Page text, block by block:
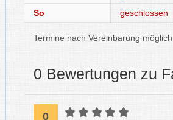
So
geschlossen
Termine nach Vereinbarung möglich
0 Bewertungen zu
0